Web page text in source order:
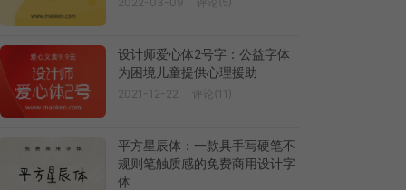
设计师爱心体2号字：公益字体
为困境儿童提供心理援助
2021-12-22 评论(11)
平方星辰体：一款具手写硬笔不
规则笔触质感的免费商用设计字
体